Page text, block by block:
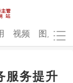
视频 图片
服务提升